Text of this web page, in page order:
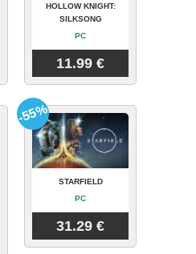
HOLLOW KNIGHT:
SILKSONG
PC
11.99 €
STARFIELD
PC
31.29 €
-55%